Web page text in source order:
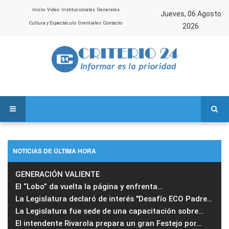
Inicio Video Institucionales Generales
Cultura y Espectáculo Gremiales Contacto
Jueves, 06 Agosto
2026
NOTICIAS DE ÚLTIMA HORA
GENERACIÓN VALIENTE
El “Lobo” da vuelta la página y enfrenta…
La Legislatura declaró de interés "Desafío ECO Padre…
La Legislatura fue sede de una capacitación sobre…
El intendente Rivarola prepara un gran Festejo por…